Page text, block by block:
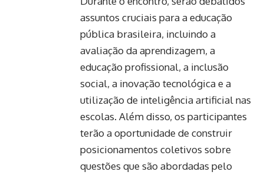
assuntos cruciais para a educação
pública brasileira, incluindo a
avaliação da aprendizagem, a
educação profissional, a inclusão
social, a inovação tecnológica e a
utilização de inteligência artificial nas
escolas. Além disso, os participantes
terão a oportunidade de construir
posicionamentos coletivos sobre
questões que são abordadas pelo